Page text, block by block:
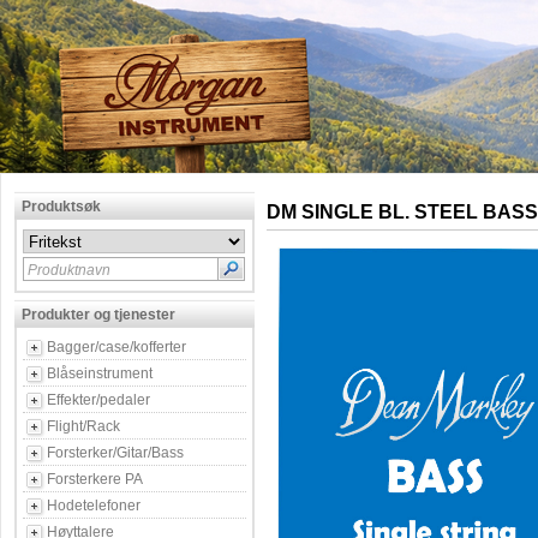
Produktsøk
Produktnavn
Produkter og tjenester
Bagger/case/kofferter
Blåseinstrument
Effekter/pedaler
Flight/Rack
Forsterker/Gitar/Bass
Forsterkere PA
Hodetelefoner
Høyttalere
DM SINGLE BL. STEEL